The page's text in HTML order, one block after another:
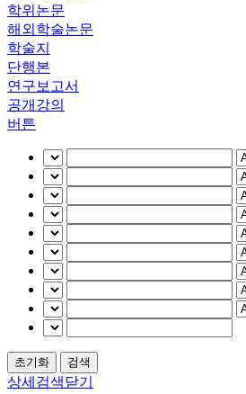
학위논문
해외학술논문
학술지
단행본
연구보고서
공개강의
버튼
상세검색닫기